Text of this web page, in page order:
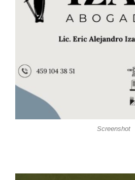
Screenshot